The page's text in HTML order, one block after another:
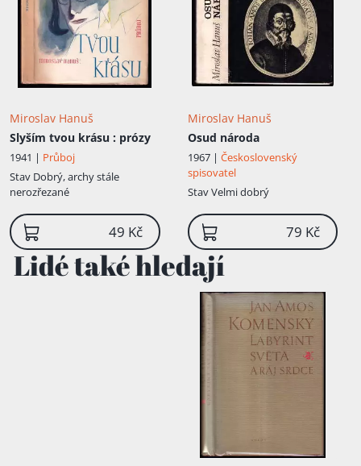
Miroslav Hanuš
Slyším tvou krásu : prózy
1941 | Průboj
Stav Dobrý, archy stále
nerozřezané
49 Kč
Miroslav Hanuš
Osud národa
1967 | Československý
spisovatel
StavVelmi dobrý
79 Kč
Lidé také hledají